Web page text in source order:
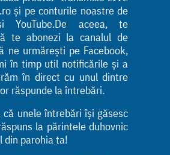
și pe conturile noastre de
YouTube.De aceea, te
te abonezi la canalul de
ne urmărești pe Facebook,
în timp util notificările și a
în direct cu unul dintre
răspunde la întrebări.
că unele întrebări își găsesc
la părintele duhovnic
din parohia ta!